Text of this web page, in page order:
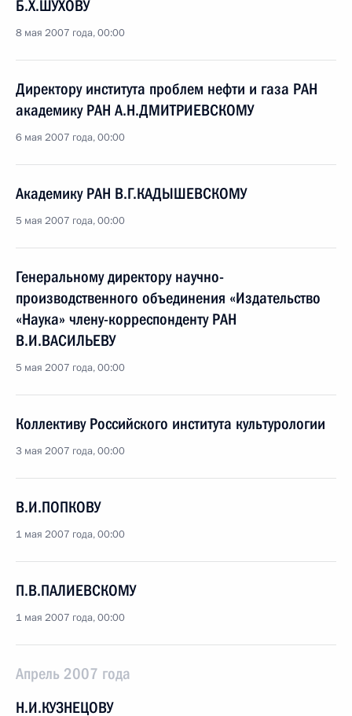
Б.Х.ШУХОВУ
8 мая 2007 года, 00:00
Директору института проблем нефти и газа РАН
академику РАН А.Н.ДМИТРИЕВСКОМУ
6 мая 2007 года, 00:00
Академику РАН В.Г.КАДЫШЕВСКОМУ
5 мая 2007 года, 00:00
Генеральному директору научно-
производственного объединения «Издательство
«Наука» члену-корреспонденту РАН
В.И.ВАСИЛЬЕВУ
5 мая 2007 года, 00:00
Коллективу Российского института культурологии
3 мая 2007 года, 00:00
В.И.ПОПКОВУ
1 мая 2007 года, 00:00
П.В.ПАЛИЕВСКОМУ
1 мая 2007 года, 00:00
Апрель 2007 года
Н.И.КУЗНЕЦОВУ